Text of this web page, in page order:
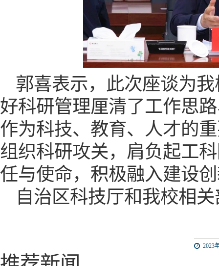
郭喜表示，此次座谈为
好科研管理厘清了工作思
作为科技、教育、人才的
组织科研攻关，肩负起工
任与使命，积极融入建设
自治区科技厅和我校相
2023